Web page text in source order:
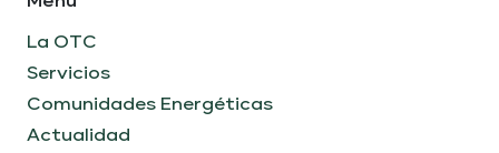
La OTC
Servicios
Comunidades Energéticas
Actualidad